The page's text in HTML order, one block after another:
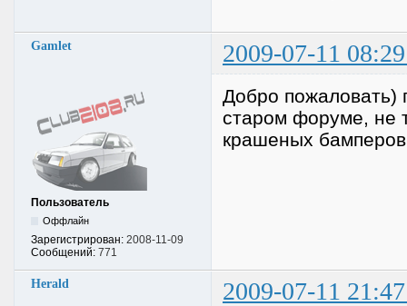
Gamlet 2009-07-11
Пользователь
Оффлайн
Зарегистрирован: 2008-11-09
Сообщений: 771
Добро пожаловать)
старом форуме, не
крашеных
Herald 2009-07-11